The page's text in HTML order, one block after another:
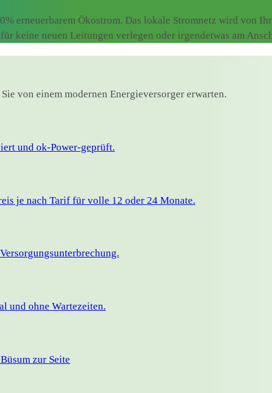
erneuerbarem Ökostrom. Das lokale Stromnetz wird von
keine neuen Leitungen verlegen oder irgendetwas am
von einem modernen Energieversorger erwarten.
und ok-Power-geprüft.
je nach Tarif für volle 12 oder 24 Monate.
und ohne Wartezeiten.
zur Seite